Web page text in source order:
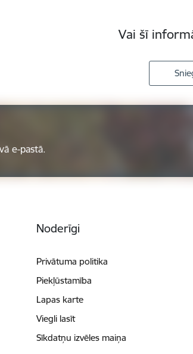
Vai šī
e-pastā.
Noderīgi
Privātuma politika
Piekļūstamība
Lapas karte
Viegli lasīt
Sīkdatņu izvēles maiņa